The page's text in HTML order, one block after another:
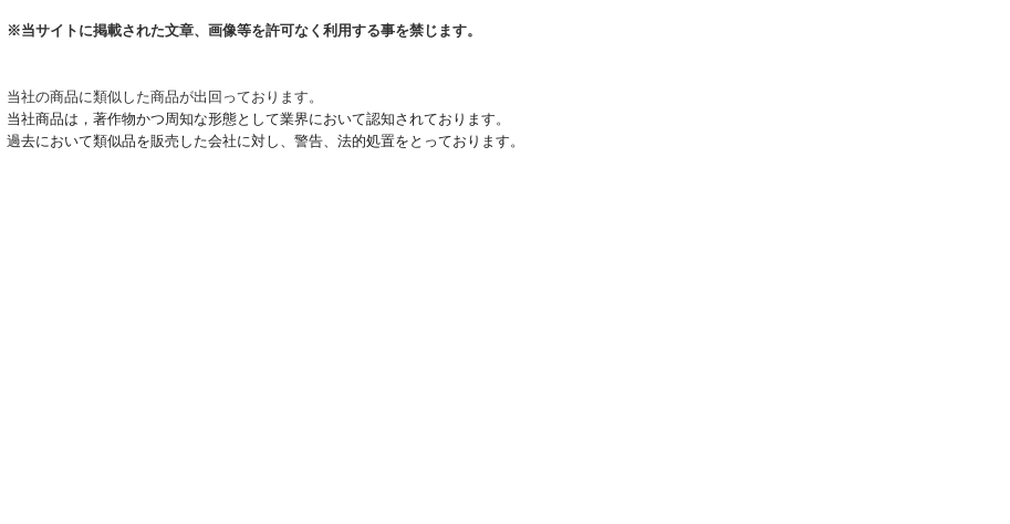
※当サイトに掲載された文章、画像等を許可なく利用する事を禁じます。
当社の商品に類似した商品が出回っております。
当社商品は，著作物かつ周知な形態として業界において認知されております。
過去において類似品を販売した会社に対し、警告、法的処置をとっております。